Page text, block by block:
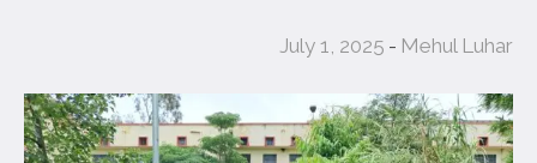
July 1, 2025 Mehul Luhar